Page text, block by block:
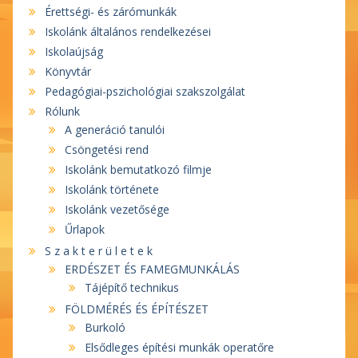
Érettségi- és zárómunkák
Iskolánk általános rendelkezései
Iskolaújság
Könyvtár
Pedagógiai-pszichológiai szakszolgálat
Rólunk
A generáció tanulói
Csöngetési rend
Iskolánk bemutatkozó filmje
Iskolánk története
Iskolánk vezetősége
Űrlapok
S z a k t e r ü l e t e k
ERDÉSZET ÉS FAMEGMUNKÁLÁS
Tájépítő technikus
FÖLDMÉRÉS ÉS ÉPÍTÉSZET
Burkoló
Elsődleges építési munkák operatőre